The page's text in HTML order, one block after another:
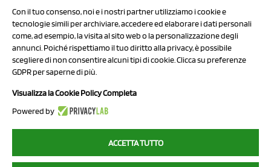
Privacy Policy
Cookie Policy
Chi Siamo
2023 NCX Drahorad srl - All rights reserved
myfruit.it è parte del network diNCX DRAHORAD
Con il tuo consenso, noi e i nostri partner utilizziamo i cookie e
tecnologie simili per archiviare, accedere ed elaborare i dati personali
come, ad esempio, la visita al sito web o la personalizzazione degli
annunci. Poiché rispettiamo il tuo diritto alla privacy, è possibile
scegliere di non consentire alcuni tipi di cookie. Clicca su preferenze
GDPR per saperne di più.
Visualizza la Cookie Policy Completa
Powered by
ACCETTA TUTTO